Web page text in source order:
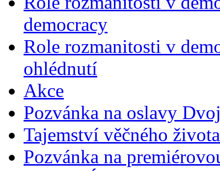
democracy
Role rozmanitosti v
ohlédnutí
Akce
Pozvánka na oslavy
Tajemství věčného života
Pozvánka na